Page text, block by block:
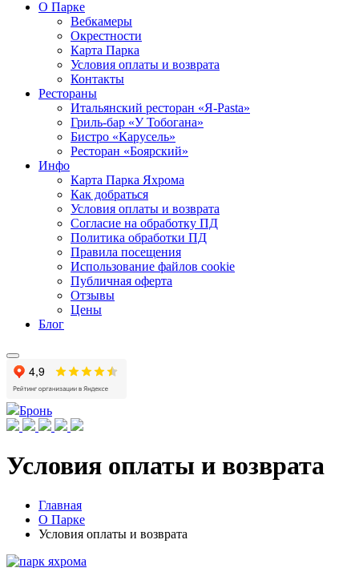
О Парке
Вебкамеры
Окрестности
Карта Парка
Условия оплаты и возврата
Контакты
Рестораны
Итальянский ресторан «Я-Pasta»
Гриль-бар «У Тобогана»
Бистро «Карусель»
Ресторан «Боярский»
Инфо
Карта Парка Яхрома
Как добраться
Условия оплаты и возврата
Согласие на обработку ПД
Политика обработки ПД
Правила посещения
Использование файлов cookie
Публичная оферта
Отзывы
Цены
Блог
Бронь
Условия оплаты и возврата
Главная
О Парке
Условия оплаты и возврата